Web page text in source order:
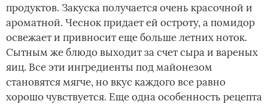
продуктов. Закуска получается очень красочной и
ароматной. Чеснок придает ей остроту, а помидор
освежает и привносит еще больше летних ноток.
Сытным же блюдо выходит за счет сыра и вареных
яиц. Все эти ингредиенты под майонезом
становятся мягче, но вкус каждого все равно
хорошо чувствуется. Еще одна особенность рецепта